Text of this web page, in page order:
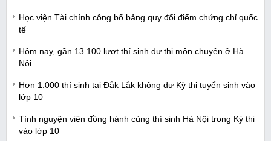
Học viện Tài chính công bố bảng quy đổi điểm chứng chỉ quốc
tế
Hôm nay, gần 13.100 lượt thí sinh dự thi môn chuyên ở Hà
Nội
Hơn 1.000 thí sinh tại Đắk Lắk không dự Kỳ thi tuyển sinh vào
lớp 10
Tình nguyện viên đồng hành cùng thí sinh Hà Nội trong Kỳ thi
vào lớp 10